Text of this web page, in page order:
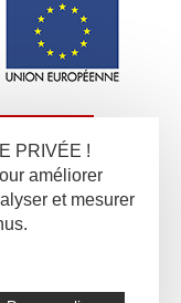
PRIVÉE !
améliorer
et mesurer